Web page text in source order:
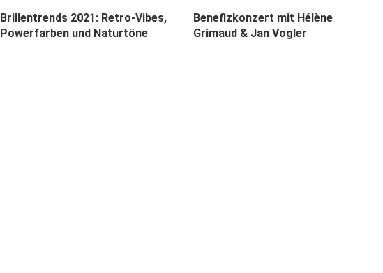
Brillentrends 2021: Retro-Vibes,
Powerfarben und Naturtöne
Benefizkonzert mit Hélène
Grimaud & Jan Vogler